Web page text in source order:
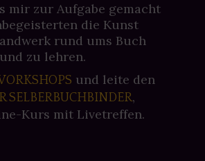
mir zur Aufgabe gemacht
die Kunst
rund ums Buch
zu lehren.
und leite den
SELBERBUCHBINDER,
Kurs mit Livetreffen.